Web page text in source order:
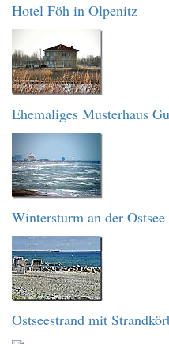
Hotel Föh in Olpenitz
Ehemaliges Musterhaus
Wintersturm an der
Ostseestrand mit